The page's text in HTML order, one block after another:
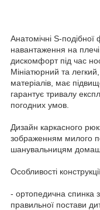
Анатомічні S-
навантаження на
дискомфорт під час
Мініатюрний та
матеріалів, має
гарантує тривалу
погодних умов.
Дизайн каркасного
зображенням милого
шанувальницям
Особливості
- ортопедична спинка
правильної постави